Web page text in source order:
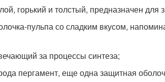
горький и толстый, предназначен для
пульпа со сладким вкусом,
за процессы синтеза;
пергамент, еще одна защитная